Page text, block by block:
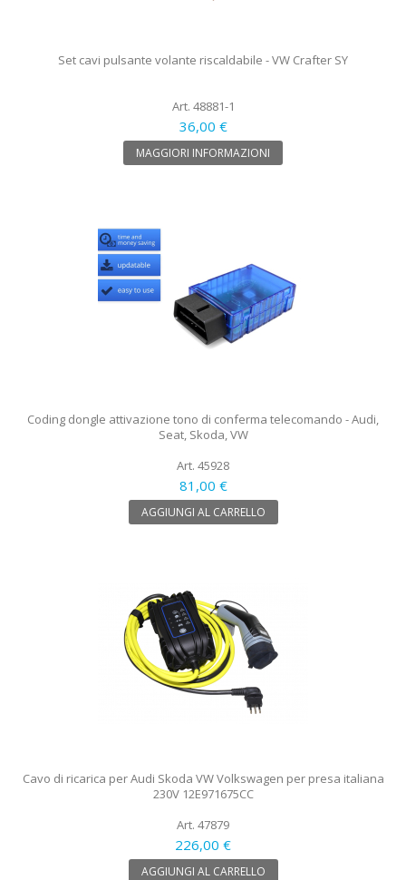
Set cavi pulsante volante riscaldabile - VW Crafter SY
Art. 48881-1
36,00 €
MAGGIORI INFORMAZIONI
Coding dongle attivazione tono di conferma telecomando - Audi,
Seat, Skoda, VW
Art. 45928
81,00 €
AGGIUNGI AL CARRELLO
Cavo di ricarica per Audi Skoda VW Volkswagen per presa italiana
230V 12E971675CC
Art. 47879
226,00 €
AGGIUNGI AL CARRELLO